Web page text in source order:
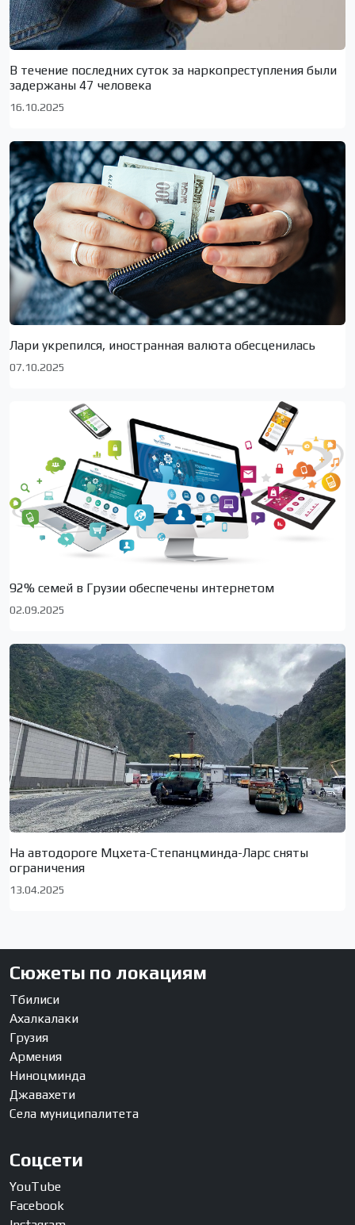
В течение последних суток за наркопреступления были
задержаны 47 человека
16.10.2025
Лари укрепился, иностранная валюта обесценилась
07.10.2025
92% семей в Грузии обеспечены интернетом
02.09.2025
На автодороге Мцхета-Степанцминда-Ларс сняты
ограничения
13.04.2025
Сюжеты по локациям
Тбилиси
Ахалкалаки
Грузия
Армения
Ниноцминда
Джавахети
Села муниципалитета
Соцсети
YouTube
Facebook